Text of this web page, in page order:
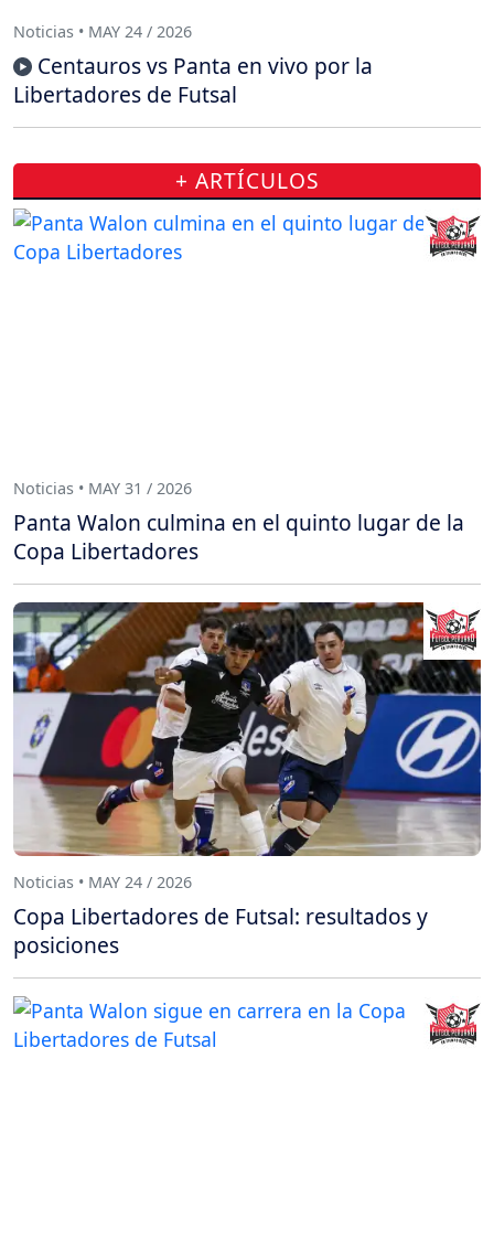
Noticias • MAY 24 / 2026
Centauros vs Panta en vivo por la
Libertadores de Futsal
+ ARTÍCULOS
Noticias • MAY 31 / 2026
Panta Walon culmina en el quinto lugar de la
Copa Libertadores
Noticias • MAY 24 / 2026
Copa Libertadores de Futsal: resultados y
posiciones